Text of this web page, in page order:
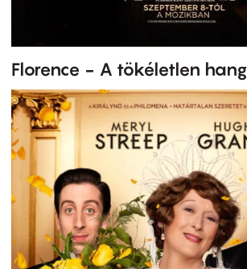
Florence - A tökéletlen hang